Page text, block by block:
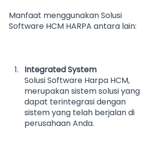
Manfaat menggunakan Solusi
Software HCM HARPA antara lain:
Integrated System
Solusi Software Harpa HCM,
merupakan sistem solusi yang
dapat terintegrasi dengan
sistem yang telah berjalan di
perusahaan Anda.